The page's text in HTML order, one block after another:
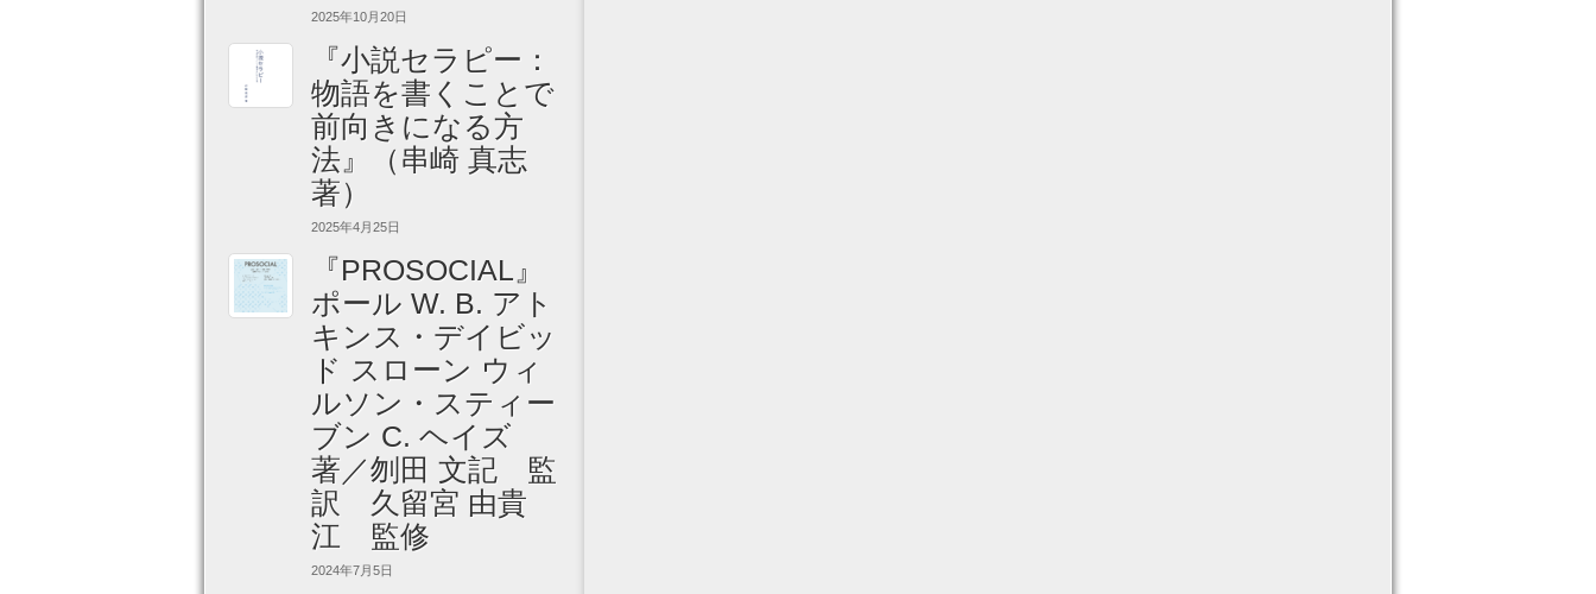
2025年10月20日
『小説セラピー：
物語を書くことで
前向きになる方
法』（串崎 真志
著）
2025年4月25日
『PROSOCIAL』
ポール W. B. アト
キンス・デイビッ
ド スローン ウィ
ルソン・スティー
ブン C. ヘイズ
著／刎田 文記 監
訳 久留宮 由貴
江 監修
2024年7月5日